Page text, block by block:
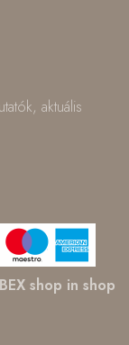
aktuális
shop in shop